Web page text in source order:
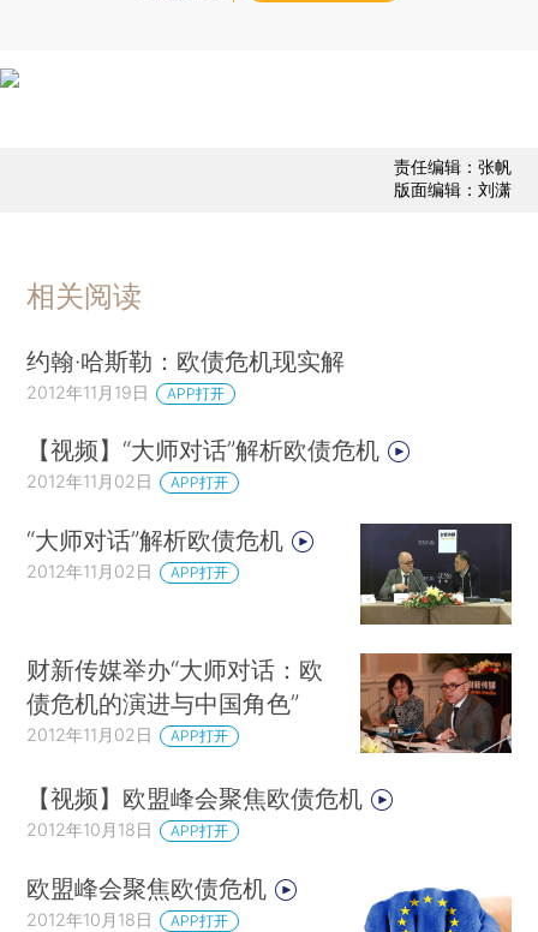
责任编辑：张帆
版面编辑：刘潇
相关阅读
约翰·哈斯勒：欧债危机现实解
2012年11月19日 APP打开
【视频】“大师对话”解析欧债危机
2012年11月02日 APP打开
“大师对话”解析欧债危机
2012年11月02日 APP打开
财新传媒举办“大师对话：欧
债危机的演进与中国角色”
2012年11月02日 APP打开
【视频】欧盟峰会聚焦欧债危机
2012年10月18日 APP打开
欧盟峰会聚焦欧债危机
2012年10月18日 APP打开